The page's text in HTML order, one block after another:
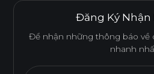
Đăng Ký Nhận
Để nhận những thông báo về
nhanh